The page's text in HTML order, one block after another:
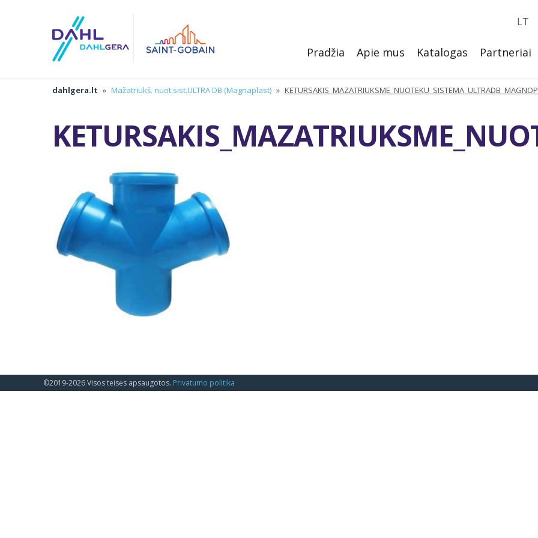
LT
Pradžia Apie mus Katalogas Partneriai
dahlgera.lt » Mažatriukš. nuot.sist.ULTRA DB (Magnaplast) »
©2019-2026 Visos teisės apsaugotos. Privatumo politika